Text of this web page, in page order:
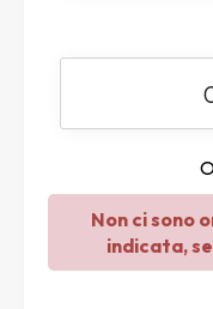
Non ci sono
indicata,